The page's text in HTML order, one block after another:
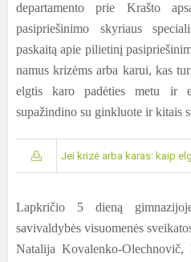
departamento prie Krašto
pasipriešinimo skyriaus
paskaitą apie pilietinį
namus krizėms arba karui, kas
elgtis karo padėties metu ir
supažindino su ginkluote ir kitais
Jei krizė arba karas: kaip
Lapkričio 5 dieną
savivaldybės visuomenės
Natalija Kovalenko-